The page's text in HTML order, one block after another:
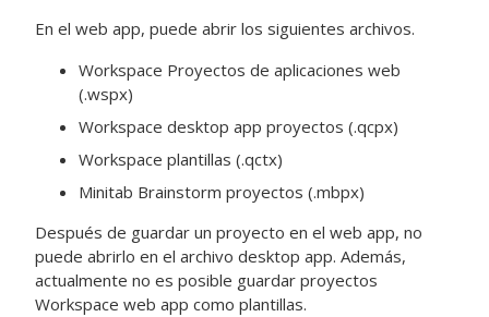
En el web app, puede abrir los siguientes archivos.
Workspace Proyectos de aplicaciones web
(.wspx)
Workspace desktop app proyectos (.qcpx)
Workspace plantillas (.qctx)
Minitab Brainstorm proyectos (.mbpx)
Después de guardar un proyecto en el web app, no
puede abrirlo en el archivo desktop app. Además,
actualmente no es posible guardar proyectos
Workspace web app como plantillas.